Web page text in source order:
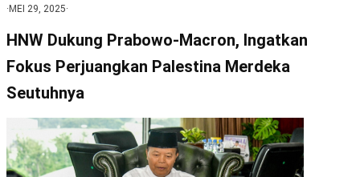
· MEI 29, 2025·
HNW Dukung Prabowo-Macron, Ingatkan
Fokus Perjuangkan Palestina Merdeka
Seutuhnya